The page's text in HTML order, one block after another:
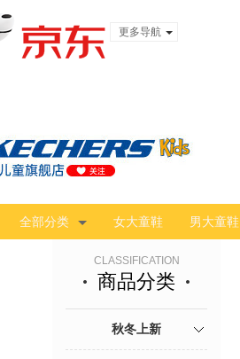
更多导航
全部分类 女大童鞋 男大童鞋
CLASSIFICATION
商品分类
秋冬上新